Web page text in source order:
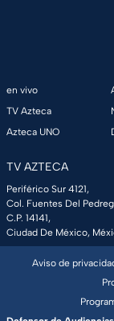
en vivo
TV Azteca
Azteca UNO
TV AZTECA
Periférico Sur 4121,
Col. Fuentes Del
C.P. 14141,
Ciudad De México,
Aviso de